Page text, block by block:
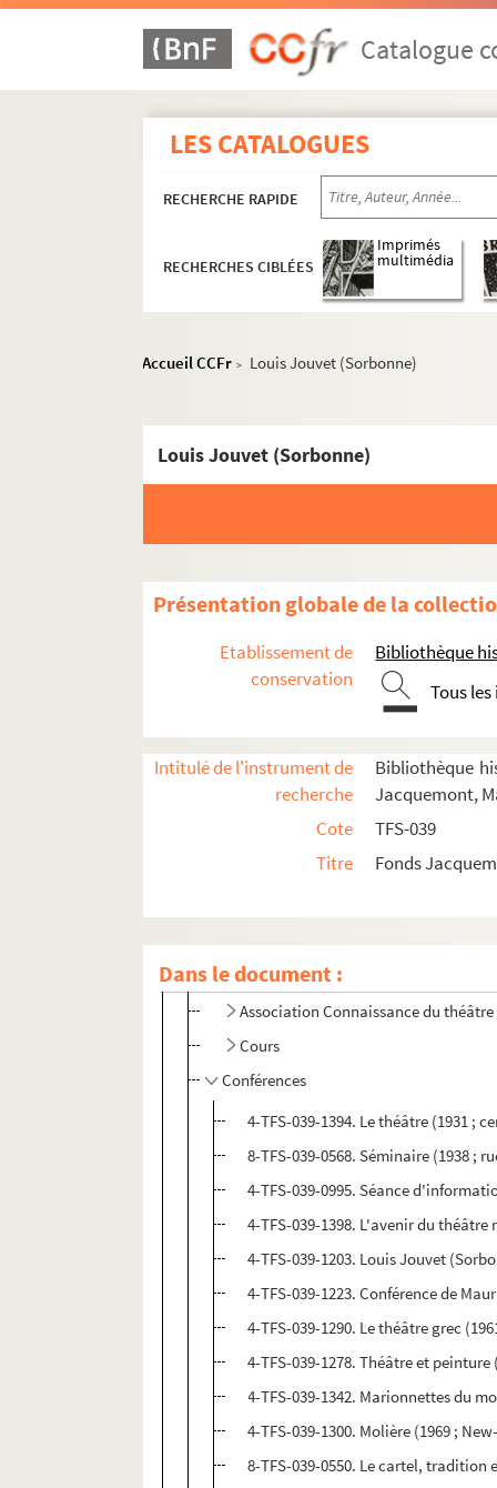
Catalogue
LES CATALOGUES
RECHERCHE RAPIDE
RECHERCHES CIBLÉES
Imprimés
multimédia
Accueil CCFr > Louis Jouvet (Sorbonne)
Louis Jouvet (Sorbonne)
Présentation globale de la
Etablissement de
conservation
Bibliothèque
Tous
Intitulé de l'instrument de
recherche
Bibliothèque
Jacquemont,
Cote
TFS-039
Titre
Fonds
Dans le document :
Vie professionnelle
Metteur en scène
Directeur de théâtre, de festivals, de
Documentation
Enseignement
Association Connaissance du théâtre
Cours
Conférences
4-TFS-039-1394. Le théâtre (1931 ;
8-TFS-039-0568. Séminaire (1938 ;
4-TFS-039-0995. Séance
4-TFS-039-1398. L'avenir du
4-TFS-039-1203. Louis Jouvet
4-TFS-039-1223. Conférence de
4-TFS-039-1290. Le théâtre grec
4-TFS-039-1278. Théâtre et
4-TFS-039-1342. Marionnettes du
4-TFS-039-1300. Molière (1969 ;
8-TFS-039-0550. Le cartel, tradition